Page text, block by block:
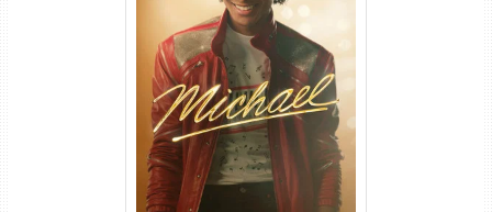
Michael Torrent (2026) WEB-
DL 1080p/4K Dual Áudio